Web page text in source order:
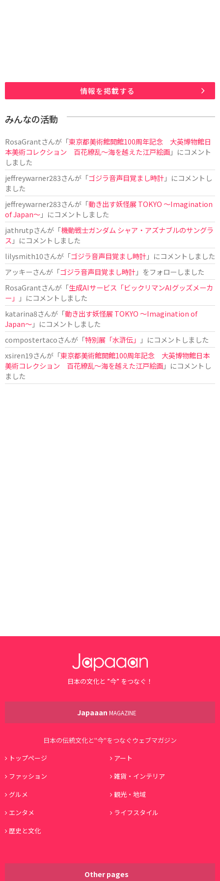
情報を掲載する
みんなの活動
RosaGrantさんが「東京都美術館開館100周年記念 大英博物館日
本美術コレクション 百花繚乱～海を越えた江戸絵画」にコメント
しました
jeffreywarner283さんが「ゴジラ音声目覚まし時計」にコメントし
ました
jeffreywarner283さんが「動き出す妖怪展 TOKYO 〜Imagination
of Japan〜」にコメントしました
jathrutpさんが「機動戦士ガンダム シャア・アズナブルのサングラ
ス 」にコメントしました
lilysmith10さんが「ゴジラ音声目覚まし時計」にコメントしました
アッキーさんが「ゴジラ音声目覚まし時計」をフォローしました
RosaGrantさんが「生成AIサービス「ビックリマンAIグッズメーカ
ー」
」にコメントしました
katarina8さんが「動き出す妖怪展 TOKYO 〜Imagination of
Japan〜」にコメントしました
compostertacoさんが「特別展「水滸伝」
」にコメントしました
xsiren19さんが「東京都美術館開館100周年記念 大英博物館日本
美術コレクション 百花繚乱～海を越えた江戸絵画」にコメントし
ました
日本の文化と ”今” をつなぐ！
Japaaan MAGAZINE
日本の伝統文化と"今"をつなぐウェブマガジン
トップページ
アート
ファッション
雑貨・インテリア
グルメ
観光・地域
エンタメ
ライフスタイル
歴史と文化
Other pages